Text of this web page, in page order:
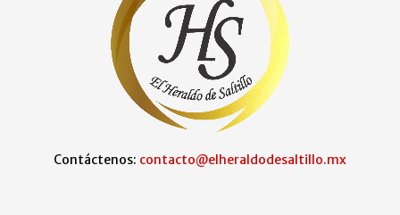
Contáctenos: contacto@elheraldodesaltillo.mx